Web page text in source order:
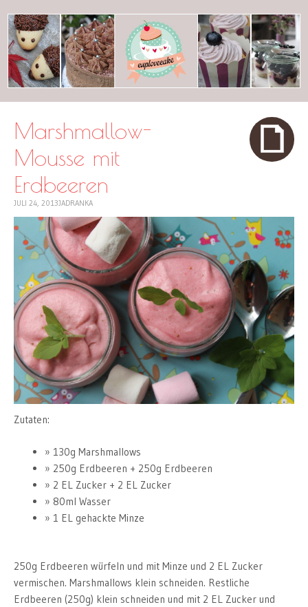
cuplovecake
Marshmallow-
Mousse mit
Erdbeeren
JULI 24, 2013JADRANKA
Zutaten:
130g Marshmallows
250g Erdbeeren + 250g Erdbeeren
2 EL Zucker + 2 EL Zucker
80ml Wasser
1 EL gehackte Minze
250g Erdbeeren würfeln und mit Minze und 2 EL Zucker
vermischen. Marshmallows klein schneiden. Restliche
Erdbeeren (250g) klein schneiden und mit 2 EL Zucker und